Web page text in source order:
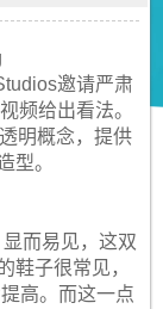
邀请严肃
频给出看法。
明概念，提供
型。
而易见，这双
鞋子很常见，
高。而这一点